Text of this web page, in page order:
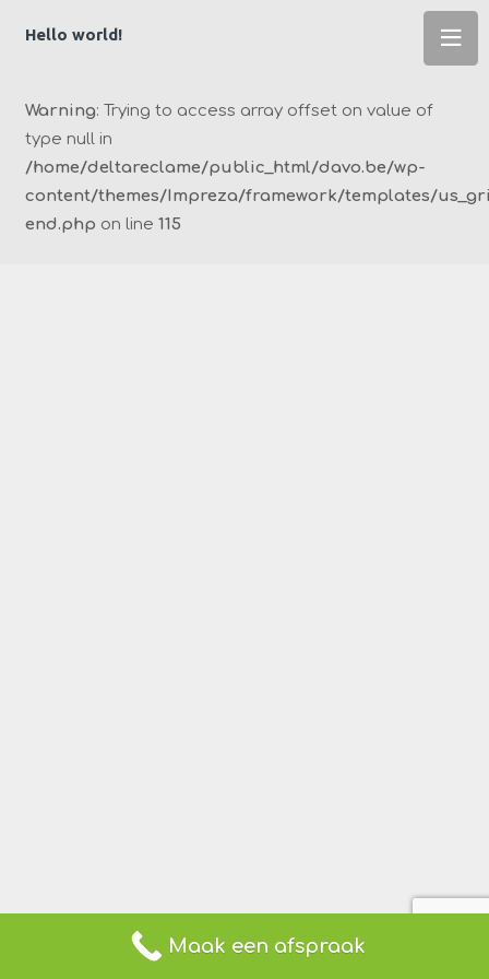
Hello world!
Warning: Trying to access array offset on value of
type null in
/home/deltareclame/public_html/davo.be/wp-
content/themes/Impreza/framework/templates/
end.php on line 115
Maak een afspraak